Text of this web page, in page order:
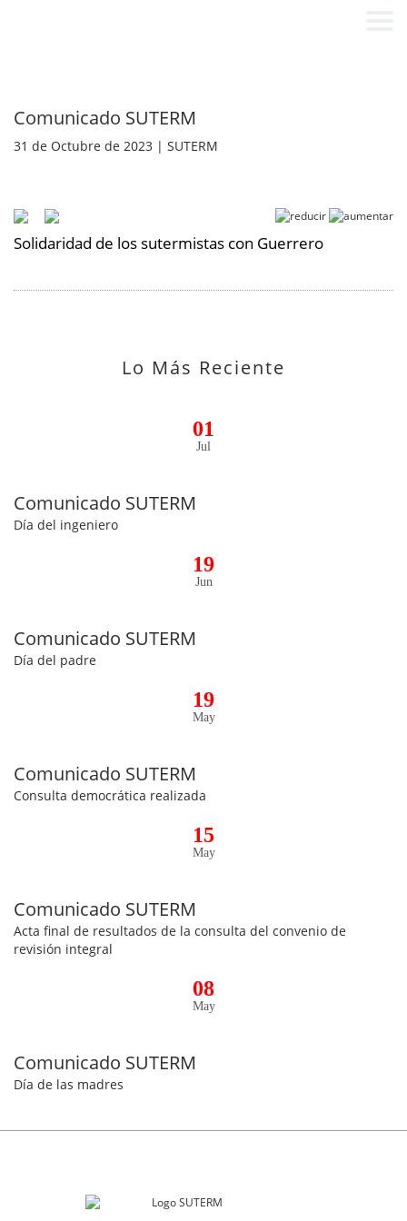
Comunicado SUTERM
31 de Octubre de 2023 | SUTERM
Solidaridad de los sutermistas con Guerrero
Lo Más Reciente
01
Jul
Comunicado SUTERM
Día del ingeniero
19
Jun
Comunicado SUTERM
Día del padre
19
May
Comunicado SUTERM
Consulta democrática realizada
15
May
Comunicado SUTERM
Acta final de resultados de la consulta del convenio de
revisión integral
08
May
Comunicado SUTERM
Día de las madres